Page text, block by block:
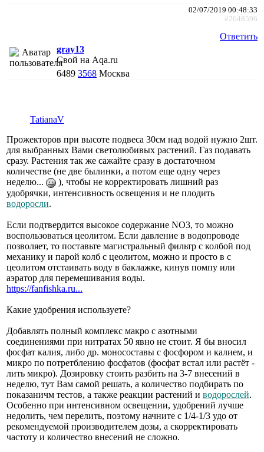
02/07/2019 00:48:33
#2648596
Ответить
gray13
Свой на Aqa.ru
6489 3568 Москва
TatianaV
Прожекторов при высоте подвеса 30см над водой нужно 2шт.
для выбранных Вами светолюбивых растений. Газ подавать
сразу. Растения так же сажайте сразу в достаточном
количестве (не две былинки, а потом еще одну через
неделю...
), чтобы не корректировать лишний раз
удобрячки, интенсивность освещения и не плодить
водоросли.
Если подтвердится высокое содержание NO3, то можно
воспользоваться цеолитом. Если давление в водопроводе
позволяет, то поставьте магистральный фильтр с колбой под
механику и парой колб с цеолитом, можно и просто в с
цеолитом отстаивать воду в баклажке, кинув помпу или
аэратор для перемешивания воды.
https://fanfishka.ru...
Какие удобрения используете?
Добавлять полный комплекс макро с азотными
соединениями при нитратах 50 явно не стоит. Я бы вносил
фосфат калия, либо др. моносоставы с фосфором и калием, и
микро по потретблению фосфатов (фосфат встал или растёт -
лить микро). Дозировку стоить разбить на 3-7 внесений в
неделю, тут Вам самой решать, а количество подбирать по
показаничм тестов, а также реакции растений и водорослей.
Особенно при интенсивном освещении, удобрений лучше
недолить, чем перелить, поэтому начните с 1/4-1/3 удо от
рекомендуемой производителем дозы, а скорректировать
частоту и количество внесений не сложно.